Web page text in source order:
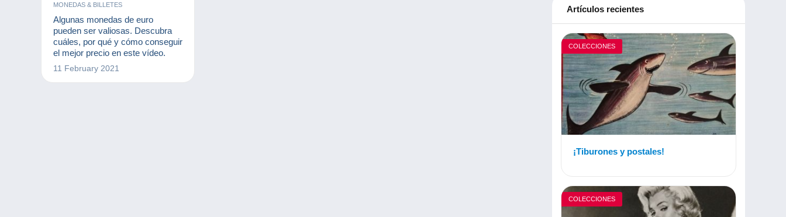
MONEDAS & BILLETES
Algunas monedas de euro
pueden ser valiosas. Descubra
cuáles, por qué y cómo conseguir
el mejor precio en este vídeo.
11 February 2021
Artículos recientes
COLECCIONES
¡Tiburones y postales!
COLECCIONES